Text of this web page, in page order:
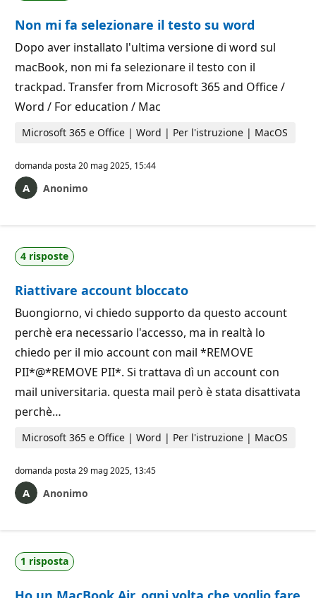
Non mi fa selezionare il testo su word
Dopo aver installato l'ultima versione di word sul
macBook, non mi fa selezionare il testo con il
trackpad. Transfer from Microsoft 365 and Office /
Word / For education / Mac
Microsoft 365 e Office | Word | Per l'istruzione | MacOS
domanda posta 20 mag 2025, 15:44
Anonimo
4 risposte
Riattivare account bloccato
Buongiorno, vi chiedo supporto da questo account
perchè era necessario l'accesso, ma in realtà lo
chiedo per il mio account con mail *REMOVE
PII*@*REMOVE PII*. Si trattava dì un account con
mail universitaria. questa mail però è stata disattivata
perchè…
Microsoft 365 e Office | Word | Per l'istruzione | MacOS
domanda posta 29 mag 2025, 13:45
Anonimo
1 risposta